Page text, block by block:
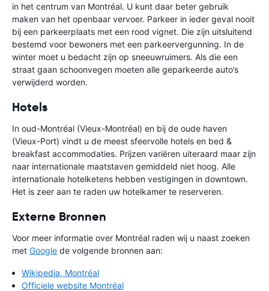
in het centrum van Montréal. U kunt daar beter gebruik
maken van het openbaar vervoer. Parkeer in ieder geval nooit
bij een parkeerplaats met een rood vignet. Die zijn uitsluitend
bestemd voor bewoners met een parkeervergunning. In de
winter moet u bedacht zijn op sneeuwruimers. Als die een
straat gaan schoonvegen moeten alle geparkeerde auto’s
verwijderd worden.
Hotels
In oud-Montréal (Vieux-Montréal) en bij de oude haven
(Vieux-Port) vindt u de meest sfeervolle hotels en bed &
breakfast accommodaties. Prijzen variëren uiteraard maar zijn
naar internationale maatstaven gemiddeld niet hoog. Alle
internationale hotelketens hebben vestigingen in downtown.
Het is zeer aan te raden uw hotelkamer te reserveren.
Externe Bronnen
Voor meer informatie over Montréal raden wij u naast zoeken
met Google de volgende bronnen aan:
Wikipedia, Montréal
Officiele website Montréal